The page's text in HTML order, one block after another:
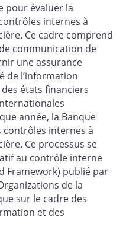
pour évaluer la
internes à
Ce cadre comprend
communication de
une assurance
de l’information
états financiers
année, la Banque
contrôles internes à
Ce processus se
au contrôle interne
Framework) publié par
de la
sur le cadre des
et des